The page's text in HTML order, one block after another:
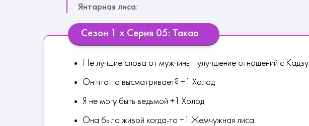
Янтарная лиса:
Сезон 1 х Серия 05: Такао
Не лучшие слова от мужчины - улучшение отношений с Кадзу
Он что-то высматривает? +1 Холод
Я не могу быть ведьмой +1 Холод
Она была живой когда-то +1 Жемчужная лиса